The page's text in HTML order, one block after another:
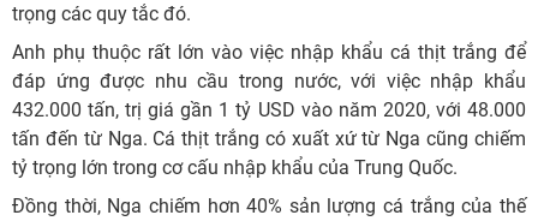
trọng các quy tắc đó.
Anh phụ thuộc rất lớn vào việc nhập khẩu cá thịt trắng để
đáp ứng được nhu cầu trong nước, với việc nhập khẩu
432.000 tấn, trị giá gần 1 tỷ USD vào năm 2020, với 48.000
tấn đến từ Nga. Cá thịt trắng có xuất xứ từ Nga cũng chiếm
tỷ trọng lớn trong cơ cấu nhập khẩu của Trung Quốc.
Đồng thời, Nga chiếm hơn 40% sản lượng cá trắng của thế